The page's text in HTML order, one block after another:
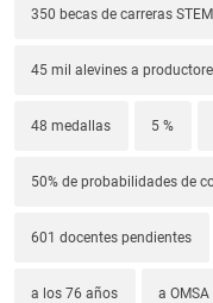
350 becas de carreras
45 mil alevines a
48 medallas 5 %
50% de probabilidades de
601 docentes pendientes
a los 76 años a